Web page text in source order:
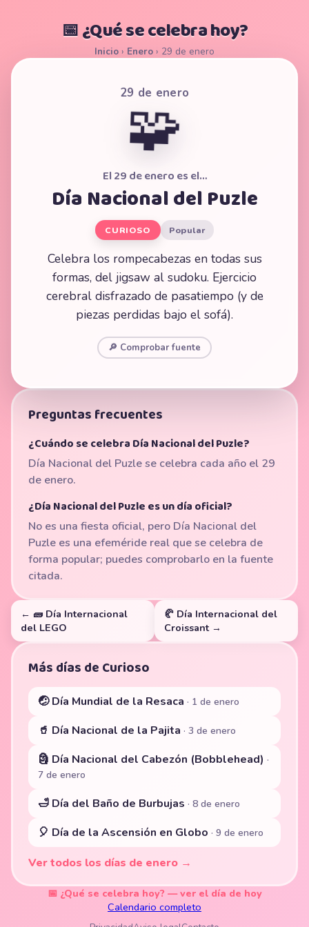
📅 ¿Qué se celebra hoy?
Inicio › Enero › 29 de enero
29 de enero
🧩
El 29 de enero es el…
Día Nacional del Puzle
CURIOSO Popular
Celebra los rompecabezas en todas sus
formas, del jigsaw al sudoku. Ejercicio
cerebral disfrazado de pasatiempo (y de
piezas perdidas bajo el sofá).
🔎 Comprobar fuente
Preguntas frecuentes
¿Cuándo se celebra Día Nacional del Puzle?
Día Nacional del Puzle se celebra cada año el 29
de enero.
¿Día Nacional del Puzle es un día oficial?
No es una fiesta oficial, pero Día Nacional del
Puzle es una efeméride real que se celebra de
forma popular; puedes comprobarlo en la fuente
citada.
← 🧱 Día Internacional
del LEGO
🥐 Día Internacional del
Croissant →
Más días de Curioso
🤕 Día Mundial de la Resaca · 1 de enero
🥤 Día Nacional de la Pajita · 3 de enero
🗿 Día Nacional del Cabezón (Bobblehead) ·
7 de enero
🛁 Día del Baño de Burbujas · 8 de enero
🎈 Día de la Ascensión en Globo · 9 de enero
Ver todos los días de enero →
📅 ¿Qué se celebra hoy? — ver el día de hoy
Calendario completo